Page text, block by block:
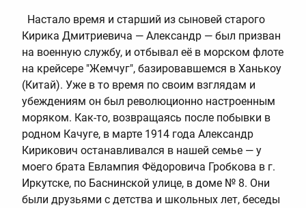
Настало время и старший из сыновей старого
Кирика Дмитриевича — Александр — был призван
на военную службу, и отбывал её в морском флоте
на крейсере "Жемчуг", базировавшемся в Ханькоу
(Китай). Уже в то время по своим взглядам и
убеждениям он был революционно настроенным
моряком. Как-то, возвращаясь после побывки в
родном Качуге, в марте 1914 года Александр
Кирикович останавливался в нашей семье — у
моего брата Евлампия Фёдоровича Гробкова в г.
Иркутске, по Баснинской улице, в доме № 8. Они
были друзьями с детства и школьных лет, беседы